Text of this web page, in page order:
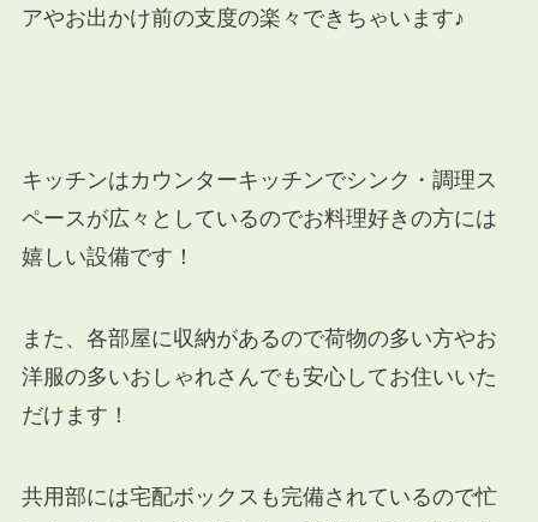
アやお出かけ前の支度の楽々できちゃいます♪
キッチンはカウンターキッチンでシンク・調理ス
ペースが広々としているのでお料理好きの方には
嬉しい設備です！
また、各部屋に収納があるので荷物の多い方やお
洋服の多いおしゃれさんでも安心してお住いいた
だけます！
共用部には宅配ボックスも完備されているので忙